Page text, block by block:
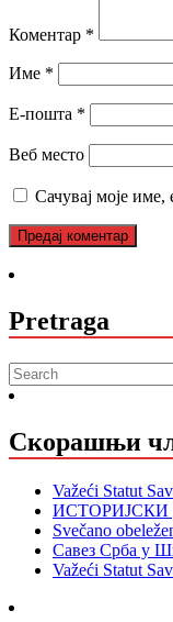
Коментар *
Име *
Е-пошта *
Веб место
Сачувај моје
Pretraga
Скорашњи
Važeći Statut
Svečano
Савез Срба
Važeći Statut